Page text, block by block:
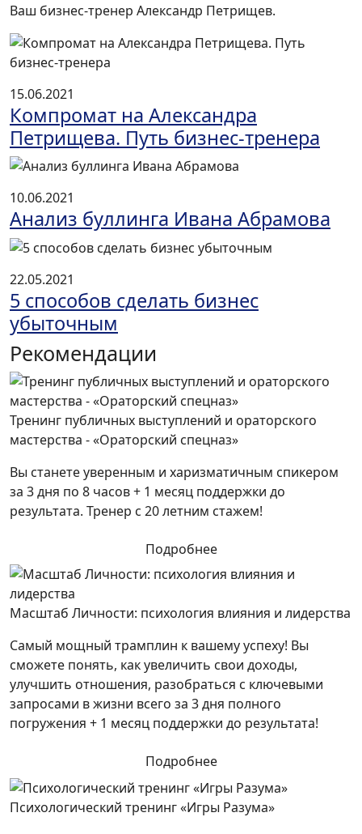
Ваш бизнес-тренер Александр Петрищев.
15.06.2021
Компромат на Александра
Петрищева. Путь бизнес-тренера
10.06.2021
Анализ буллинга Ивана Абрамова
22.05.2021
5 способов сделать бизнес
убыточным
Рекомендации
Тренинг публичных выступлений и ораторского
мастерства - «Ораторский спецназ»
Вы станете уверенным и харизматичным спикером
за 3 дня по 8 часов + 1 месяц поддержки до
результата. Тренер с 20 летним стажем!
Подробнее
Масштаб Личности: психология влияния и лидерства
Самый мощный трамплин к вашему успеху! Вы
сможете понять, как увеличить свои доходы,
улучшить отношения, разобраться с ключевыми
запросами в жизни всего за 3 дня полного
погружения + 1 месяц поддержки до результата!
Подробнее
Психологический тренинг «Игры Разума»